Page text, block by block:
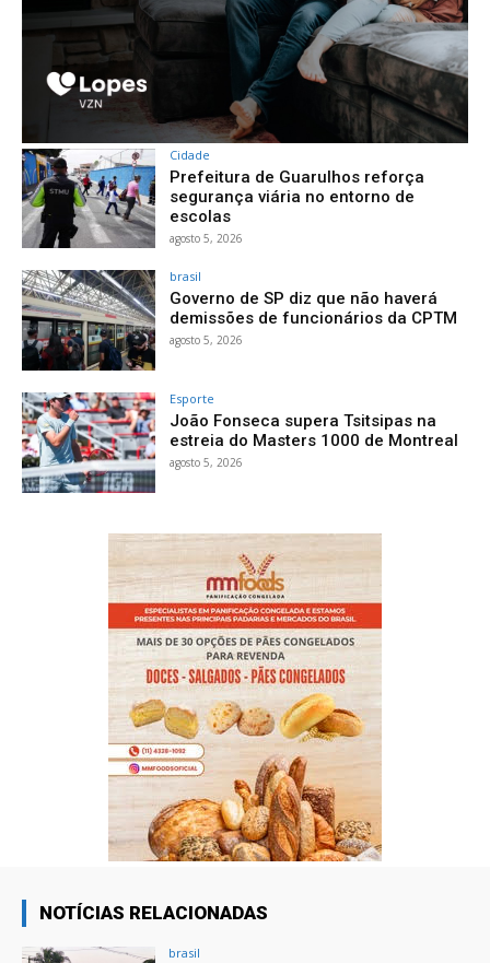
Cidade
Prefeitura de Guarulhos reforça
segurança viária no entorno de
escolas
agosto 5, 2026
brasil
Governo de SP diz que não haverá
demissões de funcionários da CPTM
agosto 5, 2026
Esporte
João Fonseca supera Tsitsipas na
estreia do Masters 1000 de Montreal
agosto 5, 2026
NOTÍCIAS RELACIONADAS
brasil